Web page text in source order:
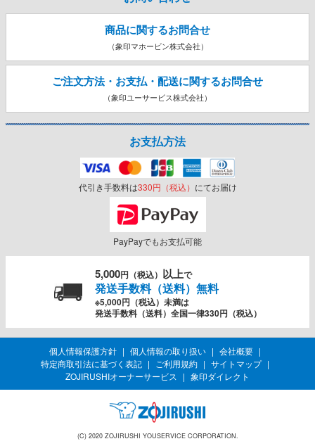
商品に関するお問合せ
（象印マホービン株式会社）
ご注文方法・お支払・配送に関するお問合せ
（象印ユーサービス株式会社）
お支払方法
代引き手数料は330円（税込） にてお届け
PayPayでもお支払可能
5,000円（税込） 以上で
発送手数料（送料）無料
※5,000円（税込）未満は
発送手数料（送料）全国一律330円（税込）
個人情報保護方針 個人情報の取り扱い
会社概要
特定商取引法に基づく表記
ご利用規約
サイトマップ
ZOJIRUSHIオーナーサービス
象印ダイレクト
(C) 2020 ZOJIRUSHI YOUSERVICE CORPORATION.